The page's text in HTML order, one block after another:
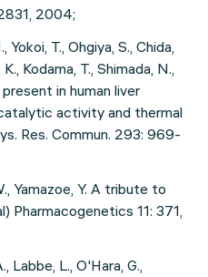
2004;
Yokoi, T., Ohgiya, S., Chida,
Kodama, T., Shimada, N.,
in human liver
activity and thermal
Res. Commun. 293: 969-
Yamazoe, Y. A tribute to
Pharmacogenetics 11: 371,
Labbe, L., O'Hara, G.,